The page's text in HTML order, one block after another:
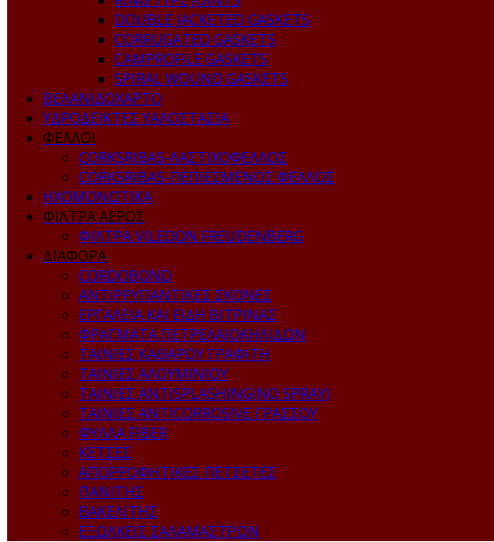
DOUBLE JACKETED GASKETS
CORRUGATED GASKETS
CAMPROFILE GASKETS
SPIRAL WOUND GASKETS
ΒΕΛΑΝΙΔΟΧΑΡΤΟ
ΥΔΡΟΔΕΙΚΤΕΣ ΥΑΛΟΣΤΑΣΙΑ
ΦΕΛΛΟΙ
CORKSRIBAS-ΛΑΣΤΙΧΟΦΕΛΛΟΣ
CORKSRIBAS-ΠΕΠΙΕΣΜΕΝΟΣ ΦΕΛΛΟΣ
ΗΧΟΜΟΝΩΤΙΚΑ
ΦΙΛΤΡΑ ΑΕΡΟΣ
ΦΙΛΤΡΑ VILEDON FREUDENBERG
ΔΙΑΦΟΡΑ
CORDOBOND
ΑΝΤΙΡΡΥΠΑΝΤΙΚΕΣ ΣΚΟΝΕΣ
ΕΡΓΑΛΕΙΑ ΚΑΙ ΕΙΔΗ ΒΙΤΡΙΝΑΣ
ΦΡΑΓΜΑΤΑ ΠΕΤΡΕΛΑΙΟΚΗΛΙΔΩΝ
ΤΑΙΝΙΕΣ ΚΑΘΑΡΟΥ ΓΡΑΦΙΤΗ
ΤΑΙΝΙΕΣ ΑΛΟΥΜΙΝΙΟΥ
ΤΑΙΝΙΕΣ ANTISPLASHING(NO SPRAY)
ΤΑΙΝΙΕΣ ANTICORROSIVE ΓΡΑΣΣΟΥ
ΦΥΛΛΑ FIBER
ΚΕΤΣΕΣ
ΑΠΟΡΡΟΦΗΤΙΚΕΣ ΠΕΤΣΕΤΕΣ
ΠΑΝΙΤΗΣ
ΒΑΚΕΛΙΤΗΣ
ΕΞΩΛΚΕΙΣ ΣΑΛΑΜΑΣΤΡΩΝ